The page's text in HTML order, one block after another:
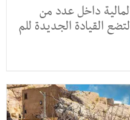
داخل عدد من
القيادة الجديدة للم